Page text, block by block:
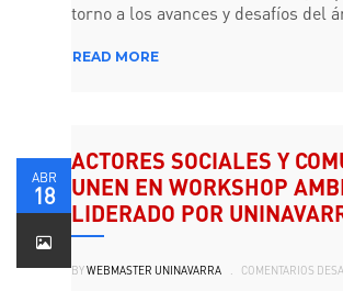
torno a los avances y desafíos del
READ MORE
ABR
18
ACTORES SOCIALES Y COMUNIDAD SE
UNEN EN WORKSHOP
LIDERADO POR
BYWEBMASTER UNINAVARRA COMENTARIOS